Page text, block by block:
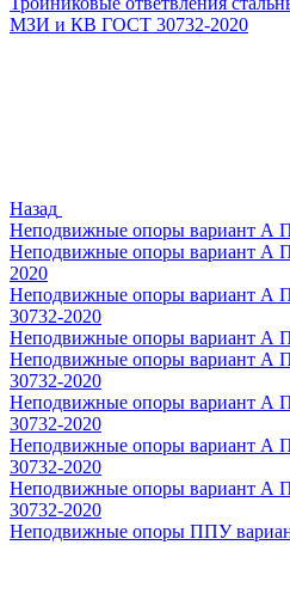
МЗИ и КВ ГОСТ 30732-2020
Назад
Неподвижные опоры вариант
Неподвижные опоры вариант
2020
Неподвижные опоры вариант
30732-2020
Неподвижные опоры вариант
Неподвижные опоры вариант
30732-2020
Неподвижные опоры вариант
30732-2020
Неподвижные опоры вариант
30732-2020
Неподвижные опоры вариант
30732-2020
Неподвижные опоры ППУ